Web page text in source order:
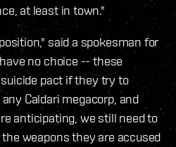
at least in town."
said a spokesman for
no choice -- these
pact if they try to
Caldari megacorp, and
anticipating, we still need to
weapons they are accused